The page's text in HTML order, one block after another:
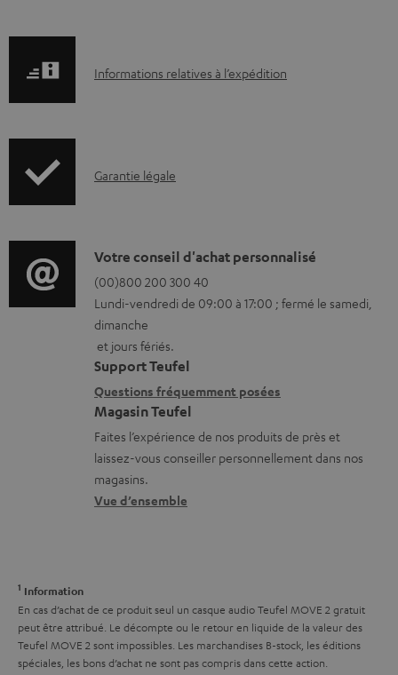
g
l
I
r
t
i
o
n
s
r
e
l
a
t
s
à
l
Informations relatives à l’expédition
I
o
r
m
a
t
i
o
n
s
r
t
i
v
Garantie légale
D
é
t
a
i
l
s
c
o
n
t
Votre conseil d'achat personnalisé
(00)800 200 300 40
Lundi-vendredi de 09:00 à 17:00 ; fermé le samedi,
dimanche
et jours fériés.
Support Teufel
Questions fréquemment posées
Magasin Teufel
Faites l’expérience de nos produits de près et
laissez-vous conseiller personnellement dans nos
magasins.
Vue d’ensemble
1 Information
En cas d’achat de ce produit seul un casque audio Teufel MOVE 2 gratuit
peut être attribué. Le décompte ou le retour en liquide de la valeur des
Teufel MOVE 2 sont impossibles. Les marchandises B-stock, les éditions
spéciales, les bons d’achat ne sont pas compris dans cette action.